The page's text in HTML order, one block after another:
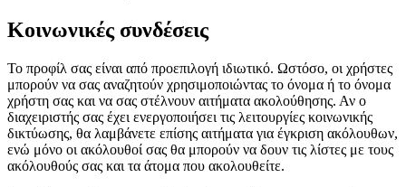
Κοινωνικές συνδέσεις
Το προφίλ σας είναι από προεπιλογή ιδιωτικό. Ωστόσο, οι χρήστες
μπορούν να σας αναζητούν χρησιμοποιώντας το όνομα ή το όνομα
χρήστη σας και να σας στέλνουν αιτήματα ακολούθησης. Αν ο
διαχειριστής σας έχει ενεργοποιήσει τις λειτουργίες κοινωνικής
δικτύωσης, θα λαμβάνετε επίσης αιτήματα για έγκριση ακόλουθων,
ενώ μόνο οι ακόλουθοί σας θα μπορούν να δουν τις λίστες με τους
ακόλουθούς σας και τα άτομα που ακολουθείτε.